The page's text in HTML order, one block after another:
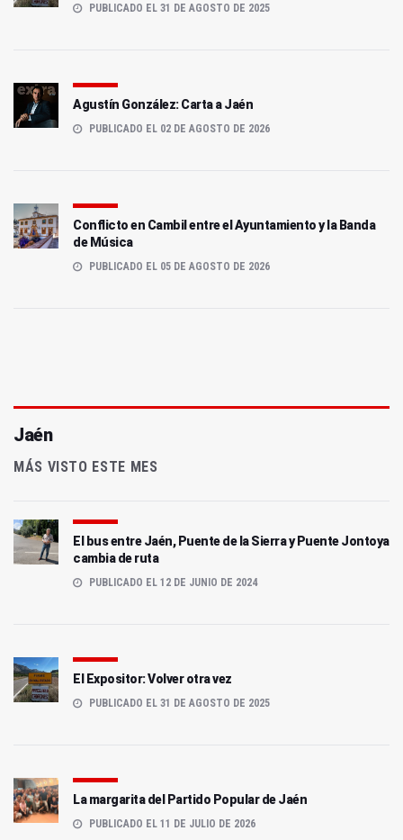
PUBLICADO EL 31 DE AGOSTO DE 2025
Agustín González: Carta a Jaén
PUBLICADO EL 02 DE AGOSTO DE 2026
Conflicto en Cambil entre el Ayuntamiento y la Banda
de Música
PUBLICADO EL 05 DE AGOSTO DE 2026
Jaén
MÁS VISTO ESTE MES
El bus entre Jaén, Puente de la Sierra y Puente Jontoya
cambia de ruta
PUBLICADO EL 12 DE JUNIO DE 2024
El Expositor: Volver otra vez
PUBLICADO EL 31 DE AGOSTO DE 2025
La margarita del Partido Popular de Jaén
PUBLICADO EL 11 DE JULIO DE 2026